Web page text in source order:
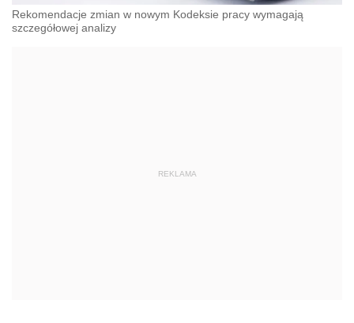
Rekomendacje zmian w nowym Kodeksie pracy wymagają
szczegółowej analizy